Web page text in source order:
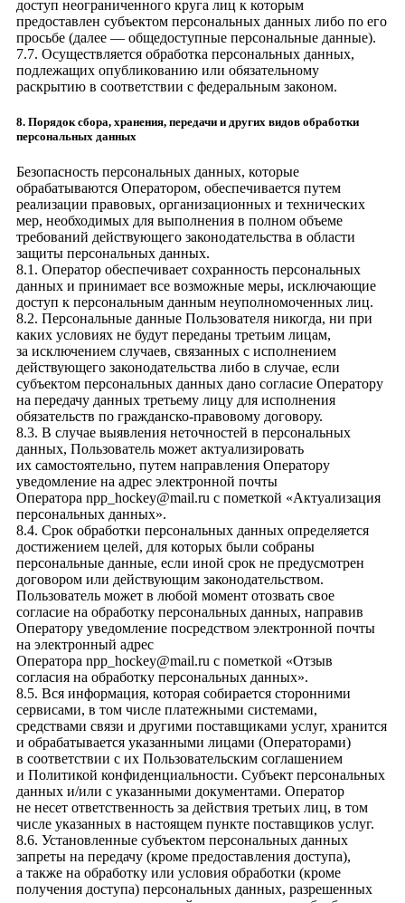
доступ неограниченного круга лиц к которым
предоставлен субъектом персональных данных либо по его
просьбе (далее — общедоступные персональные данные).
7.7. Осуществляется обработка персональных данных,
подлежащих опубликованию или обязательному
раскрытию в соответствии с федеральным законом.
8. Порядок сбора, хранения, передачи и других видов обработки
персональных данных
Безопасность персональных данных, которые
обрабатываются Оператором, обеспечивается путем
реализации правовых, организационных и технических
мер, необходимых для выполнения в полном объеме
требований действующего законодательства в области
защиты персональных данных.
8.1. Оператор обеспечивает сохранность персональных
данных и принимает все возможные меры, исключающие
доступ к персональным данным неуполномоченных лиц.
8.2. Персональные данные Пользователя никогда, ни при
каких условиях не будут переданы третьим лицам,
за исключением случаев, связанных с исполнением
действующего законодательства либо в случае, если
субъектом персональных данных дано согласие Оператору
на передачу данных третьему лицу для исполнения
обязательств по гражданско-правовому договору.
8.3. В случае выявления неточностей в персональных
данных, Пользователь может актуализировать
их самостоятельно, путем направления Оператору
уведомление на адрес электронной почты
Оператора npp_hockey@mail.ru с пометкой «Актуализация
персональных данных».
8.4. Срок обработки персональных данных определяется
достижением целей, для которых были собраны
персональные данные, если иной срок не предусмотрен
договором или действующим законодательством.
Пользователь может в любой момент отозвать свое
согласие на обработку персональных данных, направив
Оператору уведомление посредством электронной почты
на электронный адрес
Оператора npp_hockey@mail.ru с пометкой «Отзыв
согласия на обработку персональных данных».
8.5. Вся информация, которая собирается сторонними
сервисами, в том числе платежными системами,
средствами связи и другими поставщиками услуг, хранится
и обрабатывается указанными лицами (Операторами)
в соответствии с их Пользовательским соглашением
и Политикой конфиденциальности. Субъект персональных
данных и/или с указанными документами. Оператор
не несет ответственность за действия третьих лиц, в том
числе указанных в настоящем пункте поставщиков услуг.
8.6. Установленные субъектом персональных данных
запреты на передачу (кроме предоставления доступа),
а также на обработку или условия обработки (кроме
получения доступа) персональных данных, разрешенных